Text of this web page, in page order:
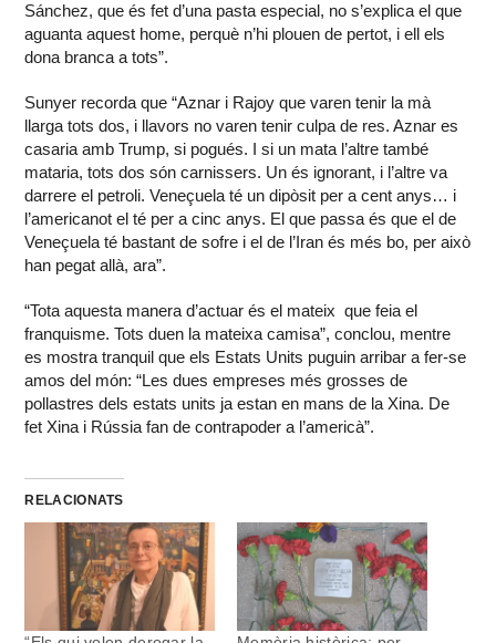
Sánchez, que és fet d’una pasta especial, no s’explica el que
aguanta aquest home, perquè n’hi plouen de pertot, i ell els
dona branca a tots”.
Sunyer recorda que “Aznar i Rajoy que varen tenir la mà
llarga tots dos, i llavors no varen tenir culpa de res. Aznar es
casaria amb Trump, si pogués. I si un mata l’altre també
mataria, tots dos són carnissers. Un és ignorant, i l’altre va
darrere el petroli. Veneçuela té un dipòsit per a cent anys… i
l’americanot el té per a cinc anys. El que passa és que el de
Veneçuela té bastant de sofre i el de l’Iran és més bo, per això
han pegat allà, ara”.
“Tota aquesta manera d’actuar és el mateix que feia el
franquisme. Tots duen la mateixa camisa”, conclou, mentre
es mostra tranquil que els Estats Units puguin arribar a fer-se
amos del món: “Les dues empreses més grosses de
pollastres dels estats units ja estan en mans de la Xina. De
fet Xina i Rússia fan de contrapoder a l’americà”.
RELACIONATS